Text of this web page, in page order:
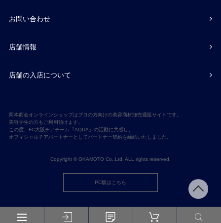
お問い合わせ
店舗情報
店舗の入店について
岡本商会オンラインショップはプロの方向けの美容商材卸売通販サイトです。
美容学生の方もご利用頂けます。
この度、FC大阪チアチーム『AQUA』の活動に共感し、
オフィシャルチアパートナーとしてパートナー契約を締結いたしました。
Copyright © OKAMOTO Co,.Ltd. ALL rights reserved.
PC版はこちら